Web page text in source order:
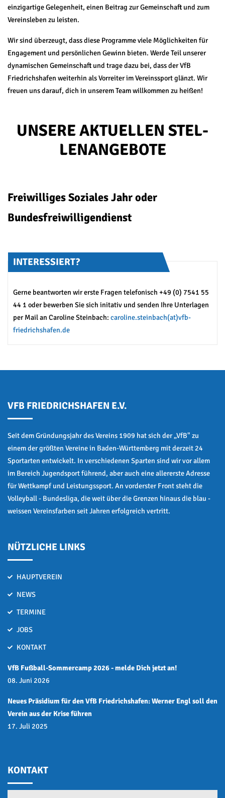
einzigartige Gelegenheit, einen Beitrag zur Gemeinschaft und zum
Vereinsleben zu leisten.
Wir sind überzeugt, dass diese Programme viele Möglichkeiten für
Engagement und persönlichen Gewinn bieten. Werde Teil unserer
dynamischen Gemeinschaft und trage dazu bei, dass der VfB
Friedrichshafen weiterhin als Vorreiter im Vereinssport glänzt. Wir
freuen uns darauf, dich in unserem Team willkommen zu heißen!
UN­SE­RE AK­TU­EL­LEN STEL­
LEN­AN­GE­BO­TE
Freiwilliges Soziales Jahr oder
Bundesfreiwilligendienst
INTERESSIERT?
Gerne beantworten wir erste Fragen telefonisch +49 (0) 7541 55
44 1 oder bewerben Sie sich initativ und senden Ihre Unterlagen
per Mail an Caroline Steinbach: caroline.steinbach(at)vfb-
friedrichshafen.de
VFB FRIEDRICHSHAFEN E.V.
Seit dem Gründungsjahr des Vereins 1909 hat sich der „VfB" zu
einem der größten Vereine in Baden-Württemberg mit derzeit 24
Sportarten entwickelt. In verschiedenen Sparten sind wir vor allem
im Bereich Jugendsport führend, aber auch eine allererste Adresse
für Wettkampf und Leistungssport. An vorderster Front steht die
Volleyball - Bundesliga, die weit über die Grenzen hinaus die blau -
weissen Vereinsfarben seit Jahren erfolgreich vertritt.
NÜTZLICHE LINKS
HAUPTVEREIN
NEWS
TERMINE
JOBS
KONTAKT
VfB Fußball-Sommercamp 2026 - melde Dich jetzt an!
08. Juni 2026
Neues Präsidium für den VfB Friedrichshafen: Werner Engl soll den
Verein aus der Krise führen
17. Juli 2025
KONTAKT